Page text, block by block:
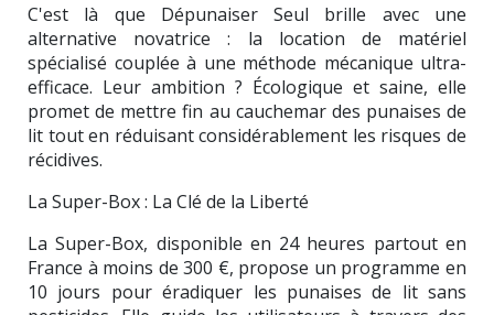
C'est là que Dépunaiser Seul brille avec une
alternative novatrice : la location de matériel
spécialisé couplée à une méthode mécanique ultra-
efficace. Leur ambition ? Écologique et saine, elle
promet de mettre fin au cauchemar des punaises de
lit tout en réduisant considérablement les risques de
récidives.
La Super-Box : La Clé de la Liberté
La Super-Box, disponible en 24 heures partout en
France à moins de 300 €, propose un programme en
10 jours pour éradiquer les punaises de lit sans